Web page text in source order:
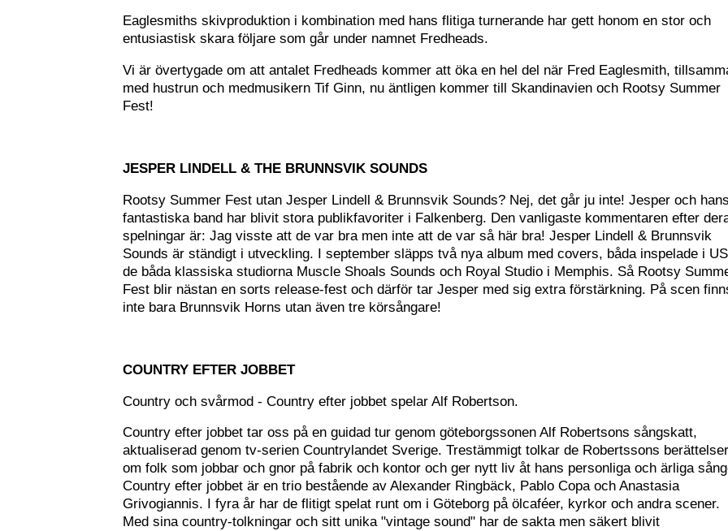
Eaglesmiths skivproduktion i kombination med hans flitiga turnerande har gett honom en stor och
entusiastisk skara följare som går under namnet Fredheads.
Vi är övertygade om att antalet Fredheads kommer att öka en hel del när Fred Eaglesmith,
med hustrun och medmusikern Tif Ginn, nu äntligen kommer till Skandinavien och Rootsy Summer
Fest!
JESPER LINDELL & THE BRUNNSVIK SOUNDS
Rootsy Summer Fest utan Jesper Lindell & Brunnsvik Sounds? Nej, det går ju inte! Jesper och hans
fantastiska band har blivit stora publikfavoriter i Falkenberg. Den vanligaste kommentaren efter
spelningar är: Jag visste att de var bra men inte att de var så här bra! Jesper Lindell & Brunnsvik
Sounds är ständigt i utveckling. I september släpps två nya album med covers, båda inspelade i
de båda klassiska studiorna Muscle Shoals Sounds och Royal Studio i Memphis. Så Rootsy
Fest blir nästan en sorts release-fest och därför tar Jesper med sig extra förstärkning. På scen
inte bara Brunnsvik Horns utan även tre körsångare!
COUNTRY EFTER JOBBET
Country och svårmod - Country efter jobbet spelar Alf Robertson.
Country efter jobbet tar oss på en guidad tur genom göteborgssonen Alf Robertsons sångskatt,
aktualiserad genom tv-serien Countrylandet Sverige. Trestämmigt tolkar de Robertssons berättelser
om folk som jobbar och gnor på fabrik och kontor och ger nytt liv åt hans personliga och ärliga
Country efter jobbet är en trio bestående av Alexander Ringbäck, Pablo Copa och Anastasia
Grivogiannis. I fyra år har de flitigt spelat runt om i Göteborg på ölcaféer, kyrkor och andra scener.
Med sina country-tolkningar och sitt unika "vintage sound" har de sakta men säkert blivit